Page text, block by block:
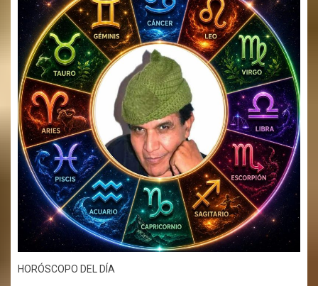
HORÓSCOPO DEL DÍA